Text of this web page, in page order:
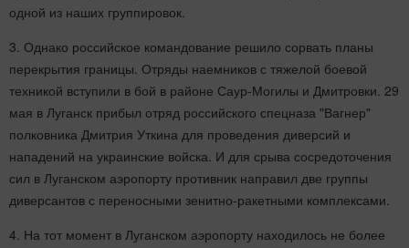
одной из наших группировок.
3. Однако российское командование решило сорвать планы
перекрытия границы. Отряды наемников с тяжелой боевой
техникой вступили в бой в районе Саур-Могилы и Дмитровки. 29
мая в Луганск прибыл отряд российского спецназа "Вагнер"
полковника Дмитрия Уткина для проведения диверсий и
нападений на украинские войска. И для срыва сосредоточения
сил в Луганском аэропорту противник направил две группы
диверсантов с переносными зенитно-ракетными комплексами.
4. На тот момент в Луганском аэропорту находилось не более